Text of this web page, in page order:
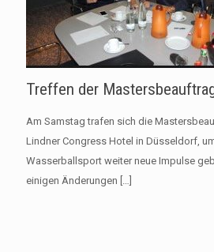
Treffen der
Am Samstag trafen sich die
Lindner Congress Hotel in Düsseldorf,
Wasserballsport weiter neue Impulse
einigen Änderungen […]